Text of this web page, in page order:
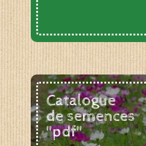
Catalogue
de semences
"pdf"